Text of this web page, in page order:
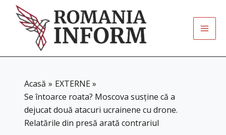
content
Acasă
EXTERNE
Se întoarce roata? Moscova susține că a
dejucat două atacuri ucrainene cu drone.
Relatările din presă arată contrariul